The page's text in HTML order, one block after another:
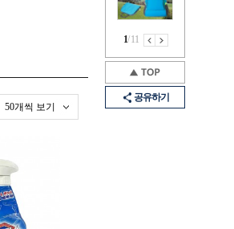
1/11
공유하기
50개씩 보기